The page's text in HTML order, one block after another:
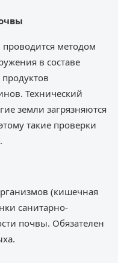
методом
в составе
Технический
земли загрязняются
такие проверки
(кишечная
санитарно-
почвы. Обязателен